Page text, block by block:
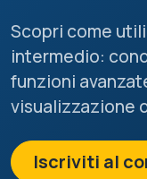
Scopri come
intermedio:
funzioni
visualizzazione
Iscriviti al